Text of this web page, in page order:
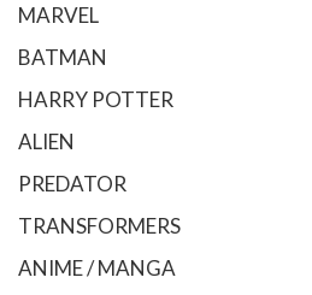
MARVEL
BATMAN
HARRY POTTER
ALIEN
PREDATOR
TRANSFORMERS
ANIME / MANGA